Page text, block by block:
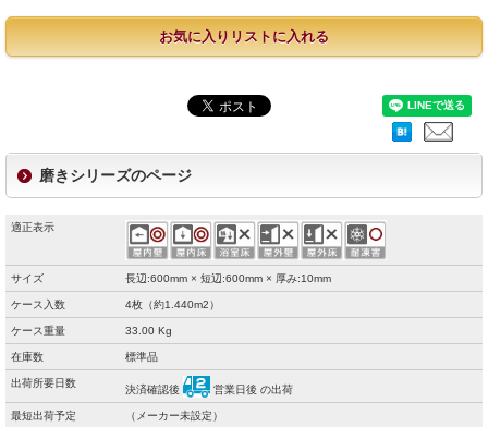
お気に入りリストに入れる
磨きシリーズのページ
適正表示
サイズ 長辺:600mm × 短辺:600mm × 厚み:10mm
ケース入数 4枚（約1.440m2）
ケース重量 33.00 Kg
在庫数 標準品
出荷所要日数
決済確認後 営業日後 の出荷
最短出荷予定 （メーカー未設定）